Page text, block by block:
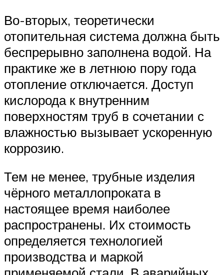
Во-вторых, теоретически
отопительная система должна быть
беспрерывно заполнена водой. На
практике же в летнюю пору года
отопление отключается. Доступ
кислорода к внутренним
поверхностям труб в сочетании с
влажностью вызывает ускоренную
коррозию.
Тем не менее, трубные изделия
чёрного металлопроката в
настоящее время наиболее
распространены. Их стоимость
определяется технологией
производства и маркой